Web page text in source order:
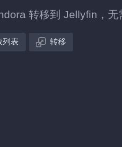
转移到 Jellyfin，无
列表 转移